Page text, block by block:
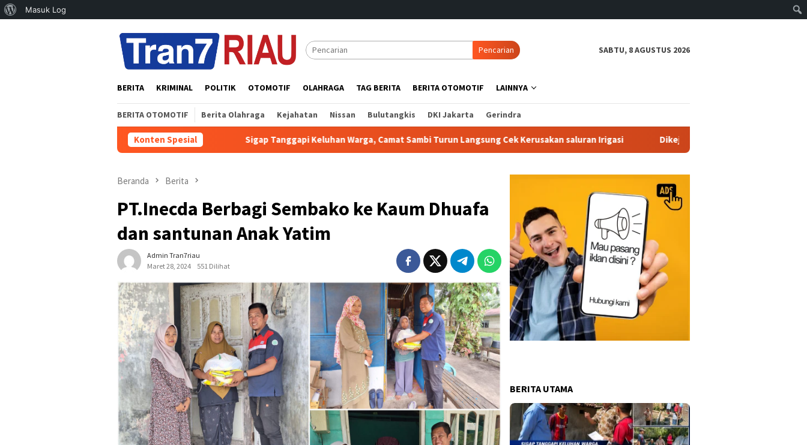
Tentang
Masuk Log
Pencarian SABTU, 8 AGUSTUS 2026
BERITA KRIMINAL POLITIK OTOMOTIF OLAHRAGA TAG BERITA BERITA OTOMOTIF LAINNYA
BERITA OTOMOTIF Berita Olahraga Kejahatan Nissan Bulutangkis DKI Jakarta Gerindra
Konten Spesial
Sigap Tanggapi Keluhan Warga, Camat Sambi Turun Langsung Cek Kerusakan saluran Irigasi Dikejar Sekitar 100 Meter, Pengedar Sabu di Batang Cenaku Tak
Beranda Berita
PT.Inecda Berbagi Sembako ke Kaum Dhuafa
dan santunan Anak Yatim
Admin Tran7riau
Maret 28, 2024
551 Dilihat
BERITA UTAMA